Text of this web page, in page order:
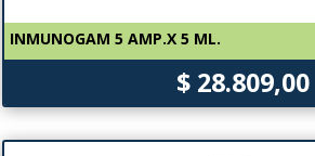
INMUNOGAM 5 AMP.X 5 ML.
$ 28.809,00